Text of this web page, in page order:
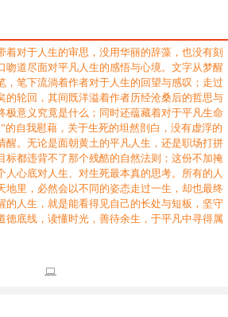
着对于人生的审思，没用华丽的辞藻，也没有刻
吻道尽面对平凡人生的感悟与心境。文字从梦醒
，笔下流淌着作者对于人生的回望与感叹；走过
的轮回，其间既洋溢着作者历经沧桑后的哲思与
极意义究竟是什么；同时还蕴藏着对于平凡生命
的自我慰藉，关于生死的坦然剖白，没有虚浮的
醒。无论是面朝黄土的平凡人生，还是职场打拼
标都违背不了那个残酷的自然法则；这份不加掩
人心底对人生、对生死最本真的思考。所有的人
地里，必然会以不同的姿态走过一生，却也最终
的人生，就是能看得见自己的长处与短板，坚守
德底线，读懂时光，善待余生，于平凡中寻得属